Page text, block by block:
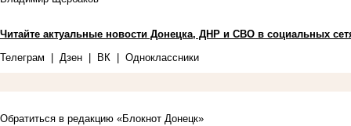
Читайте актуальные новости Донецка, ДНР и СВО в социальных
Телеграм
Дзен ВК Одноклассники
Обратиться в редакцию «Блокнот Донецк»